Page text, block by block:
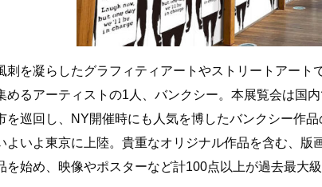
刺を凝らしたグラフィティアートやストリートアート
めるアーティストの1人、バンクシー。本展覧会は国
を巡回し、NY開催時にも人気を博したバンクシー作
よいよ東京に上陸。貴重なオリジナル作品を含む、
を始め、映像やポスターなど計100点以上が過去最大